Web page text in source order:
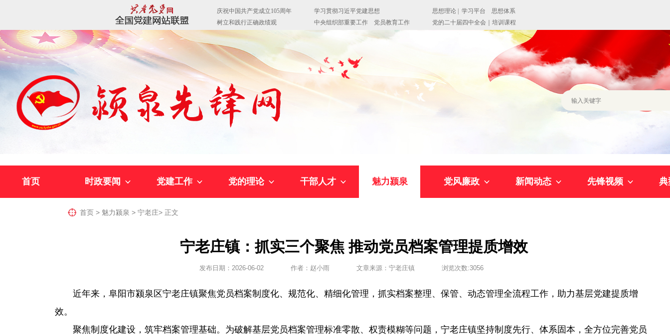
首页 时政要闻 党建工作 党的理论 干部人才 魅力颍泉 党风廉政 新闻动态 先锋视频 典
首页 > 魅力颍泉 > 宁老庄> 正文
宁老庄镇：抓实三个聚焦 推动党员档案管理提质增效
发布日期： 2026-06-02 作者： 赵小雨 文章来源： 宁老庄镇 浏览次数:3056
近年来，阜阳市颍泉区宁老庄镇聚焦党员档案制度化、规范化、精细化管理，抓实档案整理、保管、动态管理全流程工作，助力基层党建提质增
效。
聚焦制度化建设，筑牢档案管理基础。为破解基层党员档案管理标准零散、权责模糊等问题，宁老庄镇坚持制度先行、体系固本，全方位完善党员